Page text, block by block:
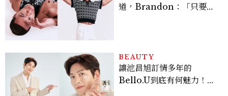
道，Brandon：「只要能
BEAUTY
讓池昌旭訂情多年的
Bello.U到底有何魅力！揭